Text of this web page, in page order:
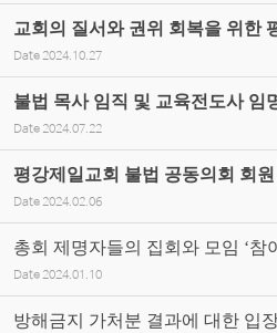
교회의 질서와 권위 회복을 위한
Date 2024.10.27
불법 목사 임직 및 교육전도사 임
Date 2024.07.22
평강제일교회 불법 공동의회 회
Date 2024.02.06
총회 제명자들의 집회와 모임 ‘참
Date 2024.01.10
방해금지 가처분 결과에 대한 입